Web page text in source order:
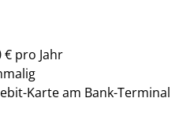
€ pro Jahr
Karte am Bank-Terminal